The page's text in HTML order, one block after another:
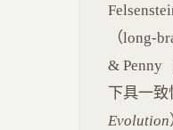
（long-
& Penny
下具一致
Evolution